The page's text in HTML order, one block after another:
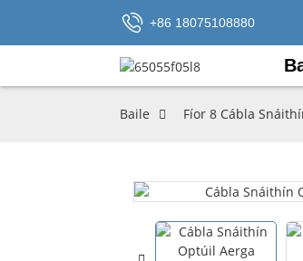
+86 18075108880
Baile Fíor 8 Cábla